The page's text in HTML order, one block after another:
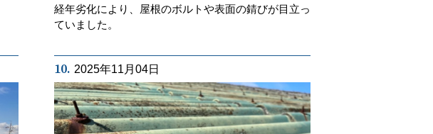
経年劣化により、屋根のボルトや表面の錆びが目立っ
ていました。
10. 2025年11月04日